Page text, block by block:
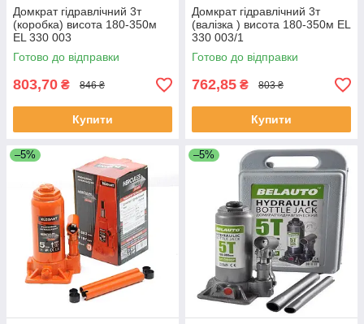
Домкрат гідравлічний 3т
(коробка) висота 180-350м
EL 330 003
Готово до відправки
803,70 ₴ 846 ₴
Купити
Домкрат гідравлічний 3т
(валізка ) висота 180-350м EL
330 003/1
Готово до відправки
762,85 ₴ 803 ₴
Купити
–5% –5%